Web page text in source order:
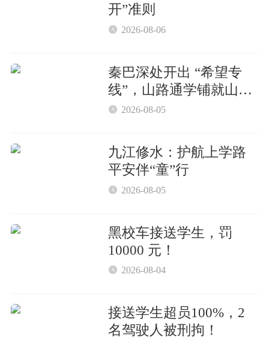
开”准则
 2026-08-06
秦巴深处开出 “希望专
线”，山路通学铺就山区
少年逐梦坦途
 2026-08-05
九江修水：护航上学路
平安伴“童”行
 2026-08-05
黑校车接送学生，罚
10000 元！
 2026-08-04
接送学生超员100%，2
名驾驶人被刑拘！